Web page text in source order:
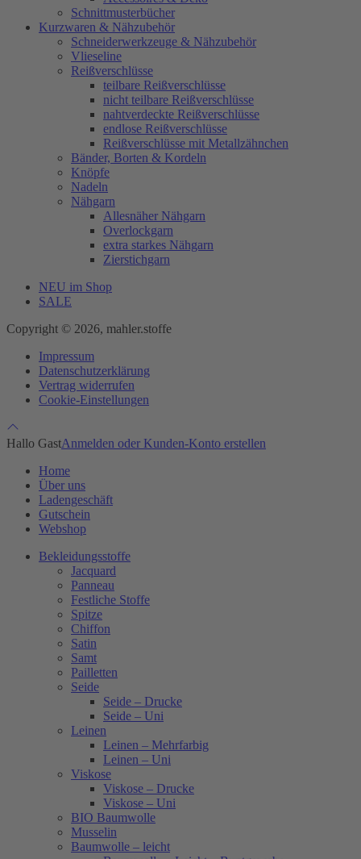
Schnittmusterbücher
Kurzwaren & Nähzubehör
Schneiderwerkzeuge & Nähzubehör
Vlieseline
Reißverschlüsse
teilbare Reißverschlüsse
nicht teilbare Reißverschlüsse
nahtverdeckte Reißverschlüsse
endlose Reißverschlüsse
Reißverschlüsse mit Metallzähnchen
Bänder, Borten & Kordeln
Knöpfe
Nadeln
Nähgarn
Allesnäher Nähgarn
Overlockgarn
extra starkes Nähgarn
Zierstichgarn
NEU im Shop
SALE
Copyright © 2026, mahler.stoffe
Impressum
Datenschutzerklärung
Vertrag widerrufen
Cookie-Einstellungen
Hallo GastAnmelden oder Kunden-Konto erstellen
Home
Über uns
Ladengeschäft
Gutschein
Webshop
Bekleidungsstoffe
Jacquard
Panneau
Festliche Stoffe
Spitze
Chiffon
Satin
Samt
Pailletten
Seide
Seide – Drucke
Seide – Uni
Leinen
Leinen – Mehrfarbig
Leinen – Uni
Viskose
Viskose – Drucke
Viskose – Uni
BIO Baumwolle
Musselin
Baumwolle – leicht